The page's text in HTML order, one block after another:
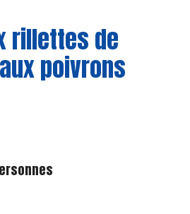
rillettes de
poivrons